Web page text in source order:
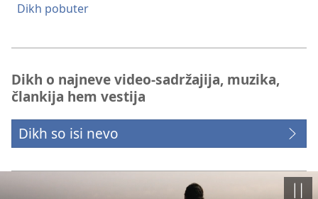
Dikh pobuter
Dikh o najneve video-sadržajija, muzika,
člankija hem vestija
Dikh so isi nevo